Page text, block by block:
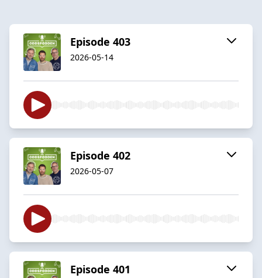
Episode 403
2026-05-14
Episode 402
2026-05-07
Episode 401